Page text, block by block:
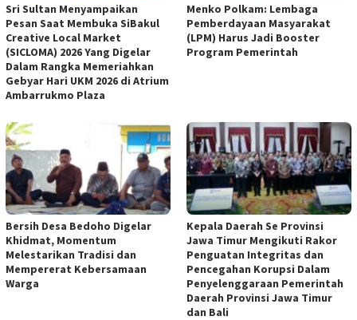
Sri Sultan Menyampaikan
Pesan Saat Membuka SiBakul
Creative Local Market
(SICLOMA) 2026 Yang Digelar
Dalam Rangka Memeriahkan
Gebyar Hari UKM 2026 di Atrium
Ambarrukmo Plaza
Menko Polkam: Lembaga
Pemberdayaan Masyarakat
(LPM) Harus Jadi Booster
Program Pemerintah
Bersih Desa Bedoho Digelar
Khidmat, Momentum
Melestarikan Tradisi dan
Mempererat Kebersamaan
Warga
Kepala Daerah Se Provinsi
Jawa Timur Mengikuti Rakor
Penguatan Integritas dan
Pencegahan Korupsi Dalam
Penyelenggaraan Pemerintah
Daerah Provinsi Jawa Timur
dan Bali